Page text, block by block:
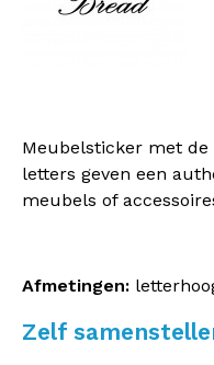
Meubelsticker met de
letters geven een
meubels of
Afmetingen:
Zelf